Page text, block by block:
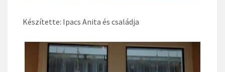
Készítette: Ipacs Anita és családja